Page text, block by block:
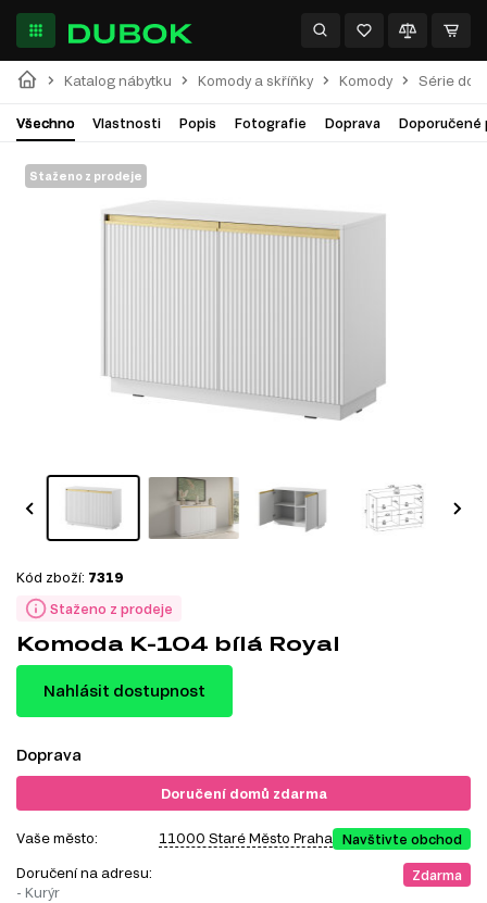
Katalog nábytku Komody a skříňky Komody Série do
Všechno Vlastnosti Popis Fotografie Doprava Doporučené
Staženo z prodeje
Staženo z prodeje
Kód zboží: 7319
Komoda K-104 bílá Royal
Nahlásit dostupnost
Doprava
Doručení domů zdarma
Vaše město: 11000 Staré Město Praha Navštivte obchod
Doručení na adresu:
- Kurýr
Zdarma